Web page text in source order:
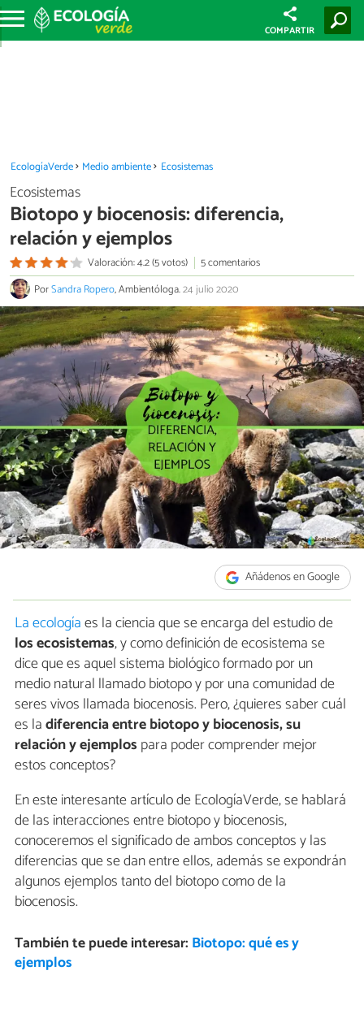
COMPARTIR
EcologíaVerde Medio ambiente Ecosistemas
Ecosistemas
Biotopo y biocenosis: diferencia,
relación y ejemplos
Valoración: 4.2 (5 votos)
5 comentarios
PorSandra Ropero, Ambientóloga.24 julio 2020
Añádenos en Google
La ecologíaes la ciencia que se encarga del estudio de
los ecosistemas, y como definición de ecosistema se
dice que es aquel sistema biológico formado por un
medio natural llamado biotopo y por una comunidad de
seres vivos llamada biocenosis. Pero, ¿quieres saber cuál
es ladiferencia entre biotopo y biocenosis, su
relación y ejemplos para poder comprender mejor
estos conceptos?
En este interesante artículo de EcologíaVerde, se hablará
de las interacciones entre biotopo y biocenosis,
conoceremos el significado de ambos conceptos y las
diferencias que se dan entre ellos, además se expondrán
algunos ejemplos tanto del biotopo como de la
biocenosis.
También te puede interesar: Biotopo: qué es y
ejemplos